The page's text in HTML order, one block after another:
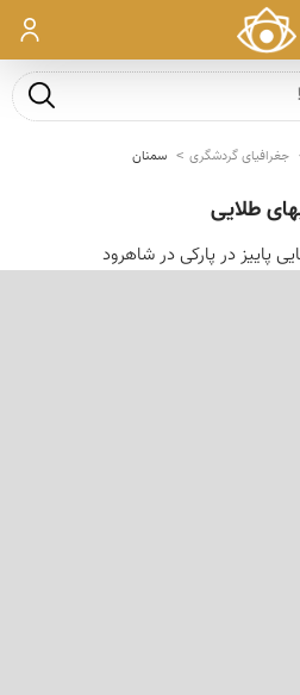
ورود
جست و
جغرافیای گردشگری سمنان
طلایی
پاییز در پاركی در شاهرود